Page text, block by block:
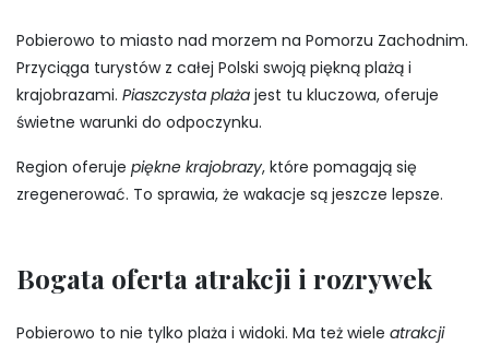
Pobierowo to miasto nad morzem na Pomorzu Zachodnim.
Przyciąga turystów z całej Polski swoją piękną plażą i
krajobrazami. Piaszczysta plaża jest tu kluczowa, oferuje
świetne warunki do odpoczynku.
Region oferuje piękne krajobrazy, które pomagają się
zregenerować. To sprawia, że wakacje są jeszcze lepsze.
Bogata oferta atrakcji i rozrywek
Pobierowo to nie tylko plaża i widoki. Ma też wiele atrakcji